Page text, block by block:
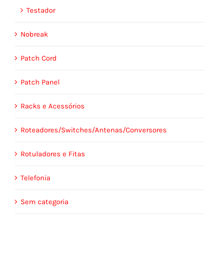
Testador
Nobreak
Patch Cord
Patch Panel
Racks e Acessórios
Roteadores/Switches/Antenas/Conversores
Rotuladores e Fitas
Telefonia
Sem categoria